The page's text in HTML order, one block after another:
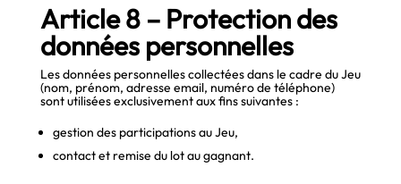
Article 8 – Protection des
données personnelles
Les données personnelles collectées dans le cadre du Jeu
(nom, prénom, adresse email, numéro de téléphone)
sont utilisées exclusivement aux fins suivantes :
gestion des participations au Jeu,
contact et remise du lot au gagnant.